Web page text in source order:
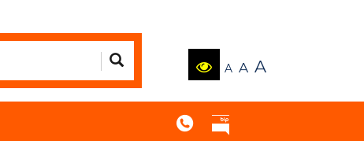
A A A